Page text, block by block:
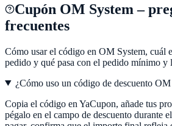
Cupón OM System –
frecuentes
Cómo usar el código en OM System, cuál
pedido y qué pasa con el pedido mínimo y
¿Cómo uso un código de descuento
Copia el código en YaCupon, añade tus
pégalo en el campo de descuento durante